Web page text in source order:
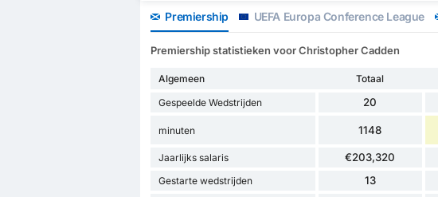
Premiership UEFA Europa Conference League
Premiership statistieken voor Christopher Cadden
Algemeen Totaal
Gespeelde Wedstrijden
20
minuten 1148
Jaarlijks salaris €203,320
Gestarte wedstrijden 13